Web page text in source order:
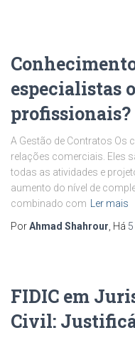
especialistas
profissionais?
A Gestão de Contratos Os
relações comerciais. Eles
todas as atividades e
aumento do nível de
combinado com
Ler mais
PorAhmad Shahrour , Há
FIDIC em
Civil: